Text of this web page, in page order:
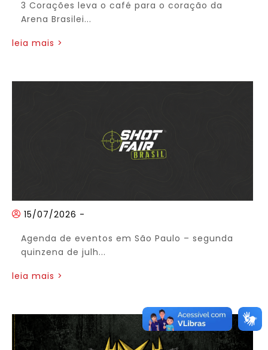
3 Corações leva o café para o coração da
Arena Brasilei...
leia mais >
15/07/2026 -
Agenda de eventos em São Paulo – segunda
quinzena de julh...
leia mais >